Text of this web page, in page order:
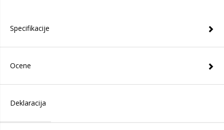
Specifikacije
Ocene
Deklaracija